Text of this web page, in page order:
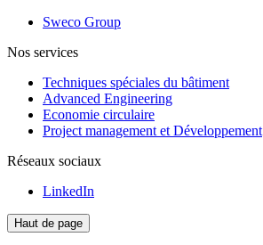
Sweco Group
Nos services
Techniques spéciales du bâtiment
Advanced Engineering
Economie circulaire
Project management et Développement
Réseaux sociaux
LinkedIn
Haut de page